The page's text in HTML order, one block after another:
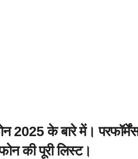
2025 के बारे में।
की पूरी लिस्ट।